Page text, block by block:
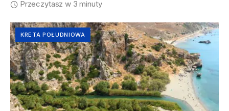
Przeczytasz w 3 minuty
KRETA POŁUDNIOWA